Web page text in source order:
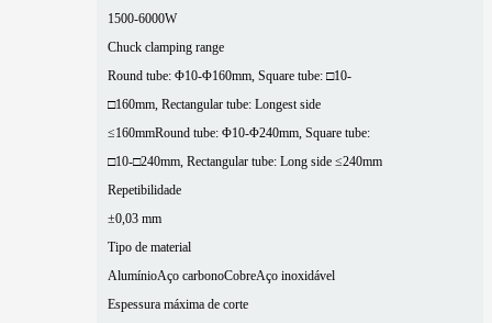
1500-6000W
Chuck clamping range
Round tube: Φ10-Φ160mm, Square tube: □10-
□160mm, Rectangular tube: Longest side
≤160mmRound tube: Φ10-Φ240mm, Square tube:
□10-□240mm, Rectangular tube: Long side ≤240mm
Repetibilidade
±0,03 mm
Tipo de material
AlumínioAço carbonoCobreAço inoxidável
Espessura máxima de corte